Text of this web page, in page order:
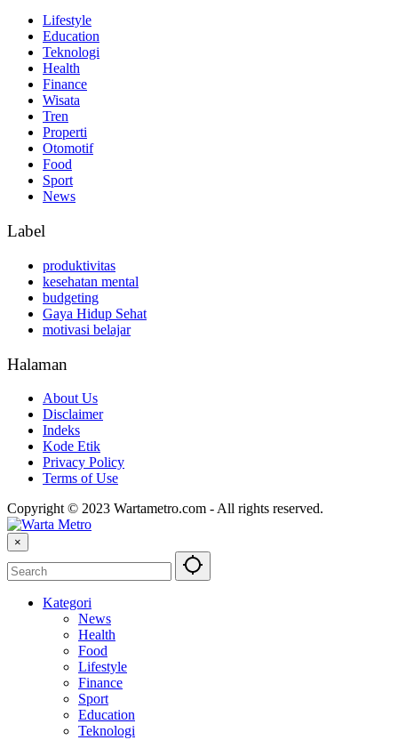
Lifestyle
Education
Teknologi
Health
Finance
Wisata
Tren
Properti
Otomotif
Food
Sport
News
Label
produktivitas
kesehatan mental
budgeting
Gaya Hidup Sehat
motivasi belajar
Halaman
About Us
Disclaimer
Indeks
Kode Etik
Privacy Policy
Terms of Use
Copyright © 2023 Wartametro.com - All rights reserved.
×
Kategori
News
Health
Food
Lifestyle
Finance
Sport
Education
Teknologi